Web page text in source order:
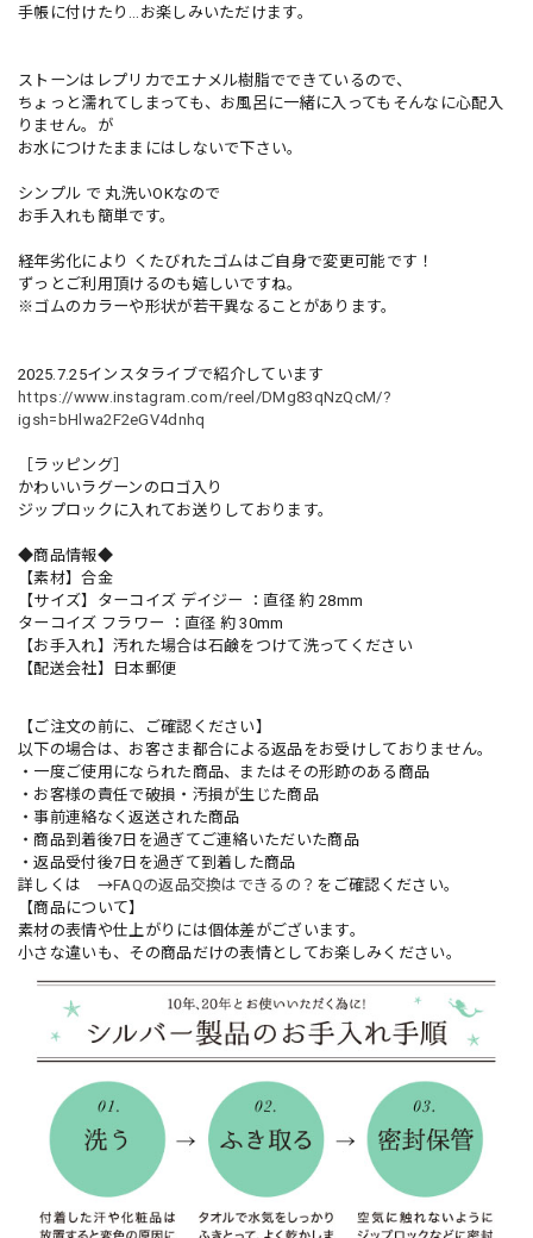
手帳に付けたり…お楽しみいただけます。
ストーンはレプリカでエナメル樹脂でできているので、
ちょっと濡れてしまっても、お風呂に一緒に入ってもそんなに心配入
りません。が
お水につけたままにはしないで下さい。
シンプル で 丸洗いOKなので
お手入れも簡単です。
経年劣化により くたびれたゴムはご自身で変更可能です！
ずっとご利用頂けるのも嬉しいですね。
※ゴムのカラーや形状が若干異なることがあります。
2025.7.25インスタライブで紹介しています
https://www.instagram.com/reel/DMg83qNzQcM/?
igsh=bHlwa2F2eGV4dnhq
［ラッピング］
かわいいラグーンのロゴ入り
ジップロックに入れてお送りしております。
◆商品情報◆
【素材】合金
【サイズ】ターコイズ デイジー ：直径 約 28mm
ターコイズ フラワー ：直径 約 30mm
【お手入れ】汚れた場合は石鹸をつけて洗ってください
【配送会社】日本郵便
【ご注文の前に、ご確認ください】
以下の場合は、お客さま都合による返品をお受けしておりません。
・一度ご使用になられた商品、またはその形跡のある商品
・お客様の責任で破損・汚損が生じた商品
・事前連絡なく返送された商品
・商品到着後7日を過ぎてご連絡いただいた商品
・返品受付後7日を過ぎて到着した商品
詳しくは →FAQの返品交換はできるの？ をご確認ください。
【商品について】
素材の表情や仕上がりには個体差がございます。
小さな違いも、その商品だけの表情としてお楽しみください。